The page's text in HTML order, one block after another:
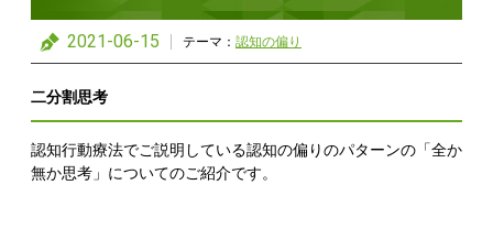
2021-06-15 テーマ： 認知の偏り
二分割思考
認知行動療法でご説明している認知の偏りのパターンの「全か
無か思考」についてのご紹介です。